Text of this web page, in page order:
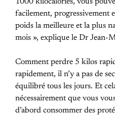
facilement, progressivement
poids la meilleure et la plus
mois », explique le Dr Jean-
Comment perdre 5 kilos
rapidement, il n’y a pas de
équilibré tous les jours. Et
nécessairement que vous
d’abord consommer des